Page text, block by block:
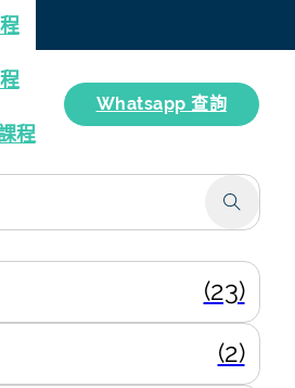
程
Whatsapp 查詢
(23)
(2)